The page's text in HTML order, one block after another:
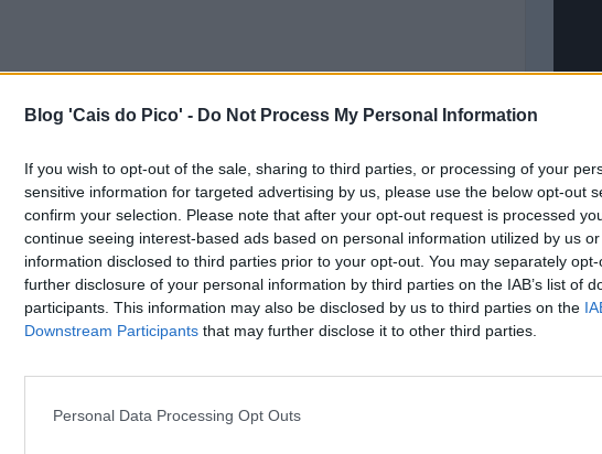
Blog 'Cais do Pico' - Do Not Process My Personal Information
If you wish to opt-out of the sale, sharing to third parties, or processing of your
sensitive information for targeted advertising by us, please use the below opt-out
confirm your selection. Please note that after your opt-out request is processed
continue seeing interest-based ads based on personal information utilized by us
information disclosed to third parties prior to your opt-out. You may separately
further disclosure of your personal information by third parties on the IAB’s list of
participants. This information may also be disclosed by us to third parties on the
Downstream Participants that may further disclose it to other third parties.
Personal Data Processing Opt Outs
São
Lajes